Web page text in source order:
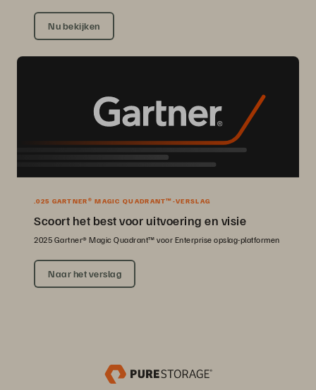
Nu bekijken
.025 GARTNER® MAGIC QUADRANT™-VERSLAG
Scoort het best voor uitvoering en visie
2025 Gartner® Magic Quadrant™ voor Enterprise opslag-platformen
Naar het verslag